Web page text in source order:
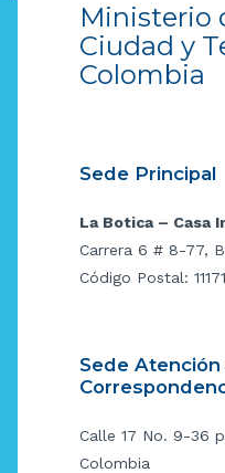
Ministerio
Ciudad y
Colombia
Sede Principal
La Botica – Casa
Carrera 6 # 8-77,
Código Postal:
Sede
Calle 17 No. 9-36
Colombia